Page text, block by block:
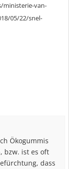
ministerie-van-
05/22/snel-
Ökogummis
bzw. ist es oft
dass